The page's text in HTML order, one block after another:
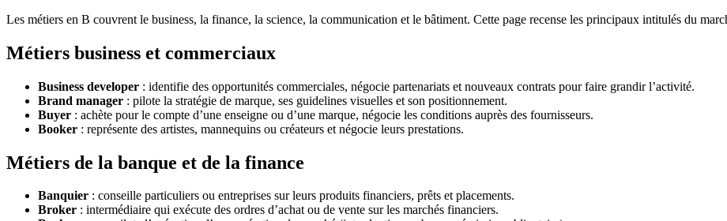
Les métiers en B couvrent le business, la finance, la science, la communication et le bâtiment. Cette page recense les principaux intitulés du
Métiers business et commerciaux
Business developer : identifie des opportunités commerciales, négocie partenariats et nouveaux contrats pour faire grandir l’activité.
Brand manager : pilote la stratégie de marque, ses guidelines visuelles et son positionnement.
Buyer : achète pour le compte d’une enseigne ou d’une marque, négocie les conditions auprès des fournisseurs.
Booker : représente des artistes, mannequins ou créateurs et négocie leurs prestations.
Métiers de la banque et de la finance
Banquier : conseille particuliers ou entreprises sur leurs produits financiers, prêts et placements.
Broker : intermédiaire qui exécute des ordres d’achat ou de vente sur les marchés financiers.